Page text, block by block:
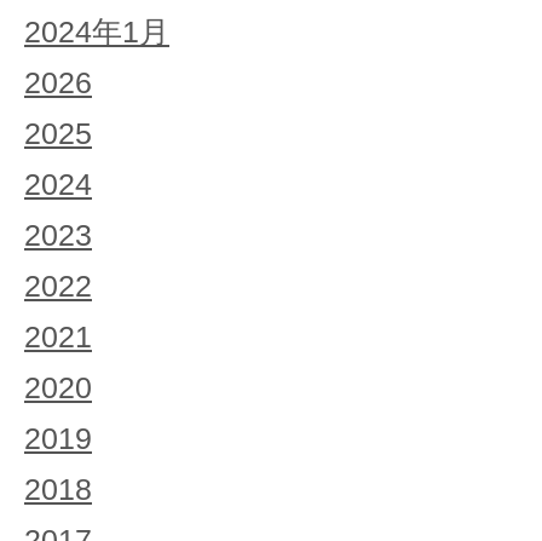
2024年1月
2026
2025
2024
2023
2022
2021
2020
2019
2018